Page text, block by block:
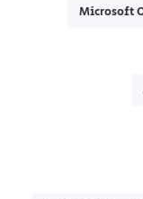
Microsoft